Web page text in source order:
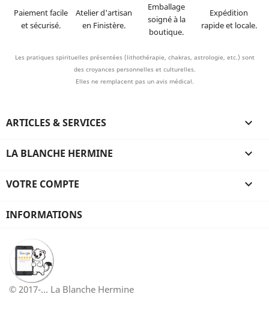
Paiement facile
et sécurisé.
Atelier d'artisan
en Finistère.
Emballage
soigné à la
boutique.
Expédition
rapide et locale.
Les pratiques spirituelles présentées (lithothérapie, chakras, astrologie, etc.) sont
des croyances personnelles et culturelles.
Elles ne remplacent pas un avis médical.
ARTICLES & SERVICES 
LA BLANCHE HERMINE 
VOTRE COMPTE 
INFORMATIONS
© 2017-... La Blanche Hermine